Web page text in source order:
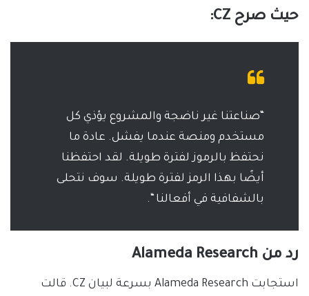
حيث صرح CZ:
“صناعتنا غير ناضجة والمشروع يؤذي كل
مستخدم ومنصة عندما يفشل. عادة ما
نحتفظ بالرموز لفترة طويلة. لقد احتفظنا
أيضًا بهذا الرمز لفترة طويلة. سوف نتحلى
بالشفافية في أفعالنا “.
رد من Alameda Research
استجابت Alameda Research بسرعة لبيان CZ. قالت